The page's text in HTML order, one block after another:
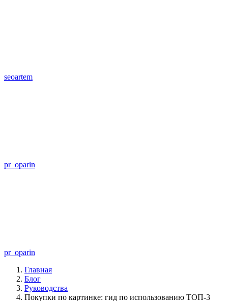
seoartem
pr_oparin
pr_oparin
Главная
Блог
Руководства
Покупки по картинке: гид по использованию ТОП-3